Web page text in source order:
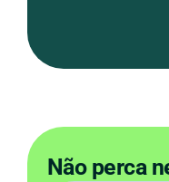
Não perca